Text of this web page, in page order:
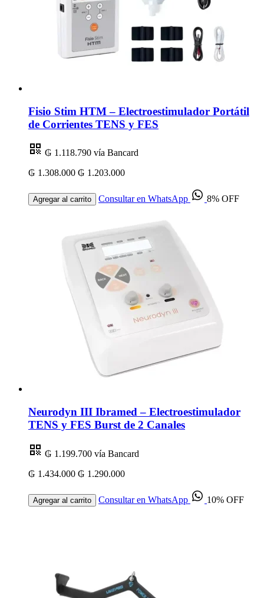
Fisio Stim HTM – Electroestimulador Portátil
de Corrientes TENS y FES
₲ 1.118.790 vía Bancard
₲ 1.308.000 ₲ 1.203.000
Agregar al carrito Consultar en WhatsApp 8% OFF
Neurodyn III Ibramed – Electroestimulador
TENS y FES Burst de 2 Canales
₲ 1.199.700 vía Bancard
₲ 1.434.000 ₲ 1.290.000
Agregar al carrito Consultar en WhatsApp 10% OFF